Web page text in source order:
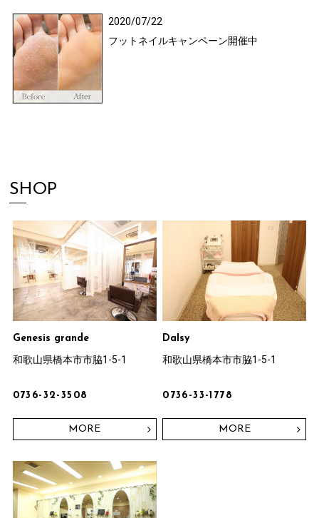
2020/07/22
フットネイルキャンペーン開催中
SHOP
Genesis grande
和歌山県橋本市市脇1-5-1
0736-32-3508
MORE
DaIsy
和歌山県橋本市市脇1-5-1
0736-33-1778
MORE